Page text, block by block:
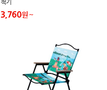
척기
3,760원